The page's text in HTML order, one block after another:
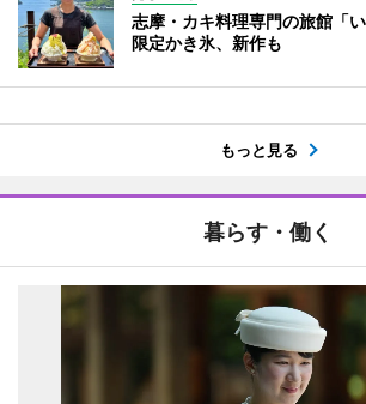
志摩・カキ料理専門の旅館「
限定かき氷、新作も
もっと見る
暮らす・働く